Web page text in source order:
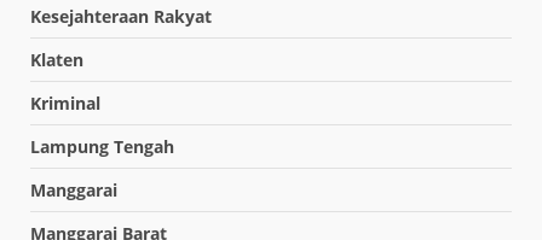
Kesejahteraan Rakyat
Klaten
Kriminal
Lampung Tengah
Manggarai
Manggarai Barat